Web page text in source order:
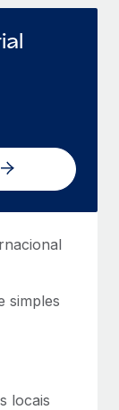
simples
locais